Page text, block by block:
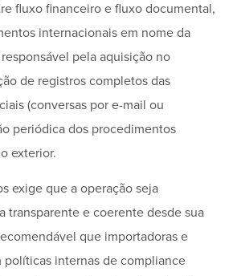
fluxo financeiro e fluxo documental,
internacionais em nome da
pela aquisição no
de registros completos das
(conversas por e-mail ou
periódica dos procedimentos
exterior.
exige que a operação seja
transparente e coerente desde sua
que importadoras e
internas de compliance